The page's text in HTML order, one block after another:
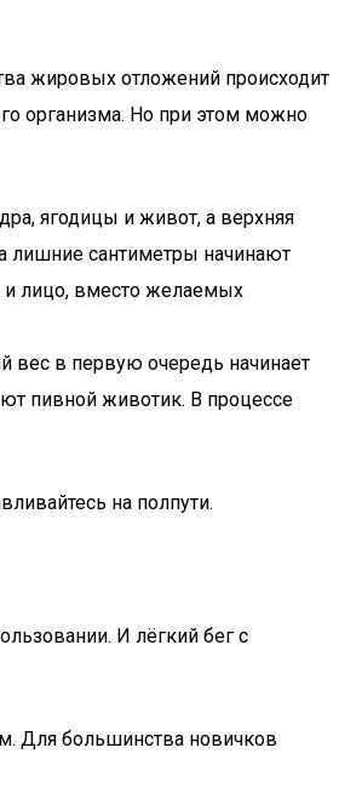
жировых отложений происходит
организма. Но при этом можно
ягодицы и живот, а верхняя
лишние сантиметры начинают
и лицо, вместо желаемых
вес в первую очередь начинает
пивной животик. В процессе
на полпути.
И лёгкий бег с
Для большинства новичков